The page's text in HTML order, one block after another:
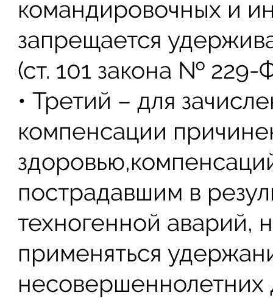
командировочных и
запрещается
(ст. 101 закона № 229-
• Третий – для
компенсации
пострадавшим в
техногенной аварий,
применяться